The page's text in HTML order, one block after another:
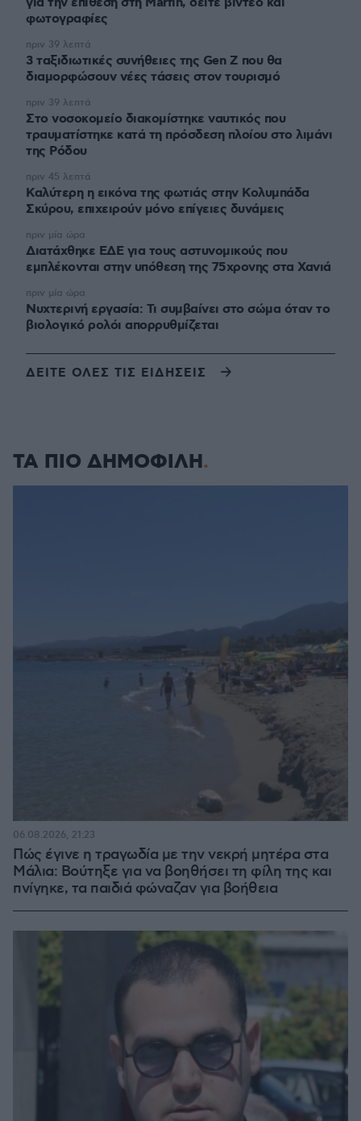
φωτογραφίες
3 ταξιδιωτικές συνήθειες της Gen Z που θα
διαμορφώσουν νέες τάσεις στον τουρισμό
πριν 39 λεπτά
Στο νοσοκομείο διακομίστηκε ναυτικός που
τραυματίστηκε κατά τη πρόσδεση πλοίου στο λιμάνι
της Ρόδου
πριν 39 λεπτά
Καλύτερη η εικόνα της φωτιάς στην Κολυμπάδα
Σκύρου, επιχειρούν μόνο επίγειες δυνάμεις
πριν 45 λεπτά
Διατάχθηκε ΕΔΕ για τους αστυνομικούς που
εμπλέκονται στην υπόθεση της 75χρονης στα Χανιά
πριν μία ώρα
Νυχτερινή εργασία: Τι συμβαίνει στο σώμα όταν το
βιολογικό ρολόι απορρυθμίζεται
πριν μία ώρα
ΔΕΙΤΕ ΟΛΕΣ ΤΙΣ ΕΙΔΗΣΕΙΣ
ΤΑ ΠΙΟ ΔΗΜΟΦΙΛΗ
Πώς έγινε η τραγωδία με την νεκρή μητέρα στα
Μάλια: Βούτηξε για να βοηθήσει τη φίλη της και
πνίγηκε, τα παιδιά φώναζαν για βοήθεια
06.08.2026, 21:23